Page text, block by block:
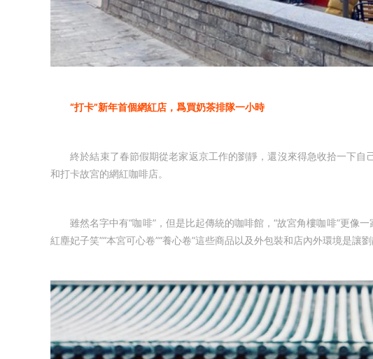
“打卡”新年首個網紅店，爲買奶茶排隊一小時
終於結束了春節假期從老家返京工作的劉靜，還沒來得急收拾一下自
和打卡故宮的網紅咖啡店。
雖然名字中有“咖啡”，但是比起傳統的咖啡館，“故宮角樓咖啡”更像一
紅塵妃子笑”“本宮可心卷”“養心卷”這些商品以及外包裝和店內外環境是讓